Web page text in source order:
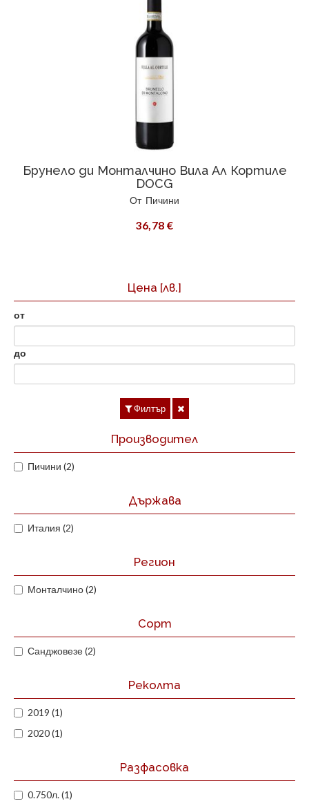
Брунело ди Монталчино Вила Ал Кортиле
DOCG
От Пичини
36,78 €
Цена [лв.]
от
до
Филтър
Производител
Пичини (2)
Държава
Италия (2)
Регион
Монталчино (2)
Сорт
Санджовезе (2)
Реколта
2019 (1)
2020 (1)
Разфасовка
0.750л. (1)